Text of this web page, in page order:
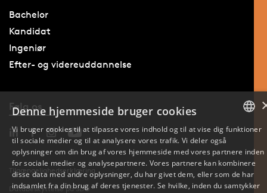
Bachelor
Kandidat
Ingeniør
Efter- og videreuddannelse
Følg os
Tilgængelighedserklæring
Databeskyttelse på SDU
ENGLISH
Denne hjemmeside bruger cookies
Vi bruger cookies til at tilpasse vores indhold og til at vise dig funktioner
til sociale medier og til at analysere vores trafik. Vi deler også
oplysninger om din brug af vores hjemmeside med vores partnere inden
for sociale medier og analysepartnere. Vores partnere kan kombinere
disse data med andre oplysninger, du har givet dem, eller som de har
indsamlet fra din brug af deres tjenester. Se hvilke, inden du samtykker